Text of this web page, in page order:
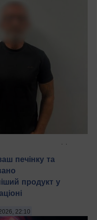
трьох чоловіків
за підозрою у
21-річної дівчини.
пресслужба
в четвер, 6 серпня,
України. "На
печінку та
продукт у
22:10